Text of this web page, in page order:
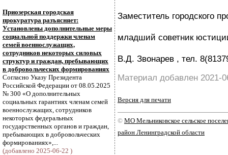
Приозерская городская
прокуратура разъясняет:
Установлены дополнительные меры
социальной поддержки членам
семей военнослужащих,
сотрудников некоторых силовых
структур и граждан, пребывающих
в добровольческих формированиях
Согласно Указу Президента
Российской Федерации от 08.05.2025
№ 300 «О дополнительных
социальных гарантиях членам семей
военнослужащих, сотрудников
некоторых федеральных
государственных органов и граждан,
пребывающих в добровольческих
формированиях»,...
(добавлено 2025-06-22 )
Заместитель городского
младший советник
В.Д. Звонарев , тел.
Материал добавлен 2021-
Версия для печати
© МО Мельниковское сельское
район Ленинградской области